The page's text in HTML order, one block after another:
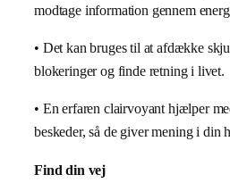
modtage information gennem
• Det kan bruges til at afdække
blokeringer og finde retning i livet.
• En erfaren clairvoyant hjælper
beskeder, så de giver mening i din
Find din vej